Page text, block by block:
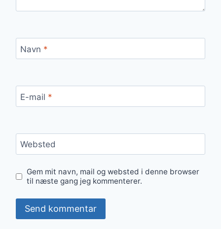
Navn *
E-mail *
Websted
Gem mit navn, mail og websted i denne browser
til næste gang jeg kommenterer.